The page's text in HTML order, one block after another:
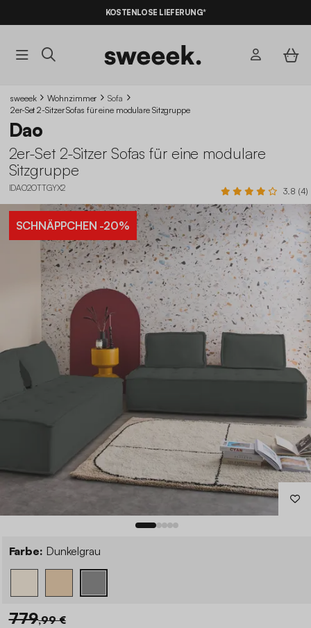
AUF DER SCHNÄPPCHEN* MIT DEM CODE
KOSTENLOSE LIEFERUNG*
sweeek Wohnzimmer
Sofa
2er-Set 2-Sitzer Sofas für eine modulare Sitzgruppe
Dao
2er-Set 2-Sitzer Sofas für eine modulare
Sitzgruppe
IDAO2OTTGYX2 3.8 (4)
SCHNÄPPCHEN -20%
Farbe: Dunkelgrau
779,99 €